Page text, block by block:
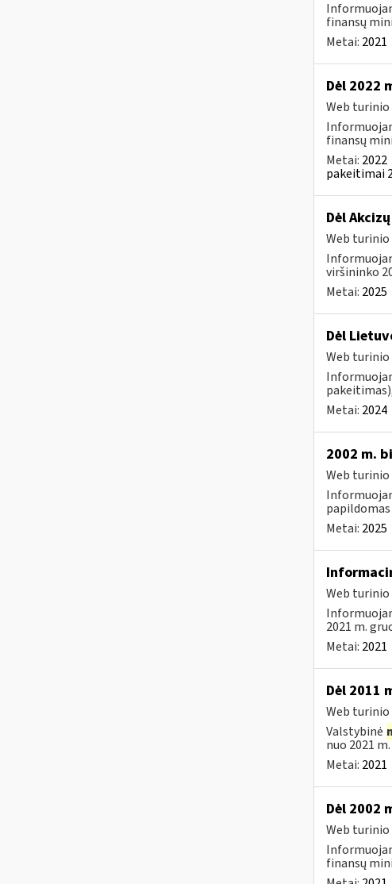
finansų
Metai: 2021
Dėl 2022
Web turinio
finansų
Metai: 2022
pakeitimai
Dėl
Web turinio
viršininko
Metai: 2025
Dėl
Web turinio
Metai: 2024
2002 m.
Web turinio
Metai: 2025
Web turinio
2021 m.
Metai: 2021
Dėl 2011
Web turinio
Valstybinė
nuo 2021
Metai: 2021
Dėl 2002
Web turinio
finansų